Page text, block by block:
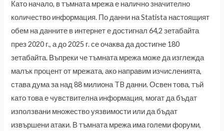
Като начало, в тъмната мрежа е налично значително
количество информация. По данни на Statista настоящият
обем на данните в интернет е достигнал 64,2 зетабайта
през 2020 г., а до 2025 г. се очаква да достигне 180
зетабайта. Въпреки че тъмната мрежа може да изглежда
малък процент от мрежата, ако направим изчисленията,
става дума за над 88 милиона TB данни. Освен това, тъй
като това е чувствителна информация, могат да бъдат
използвани множество уязвимости или да бъдат
извършени атаки. В тъмната мрежа има големи форуми,